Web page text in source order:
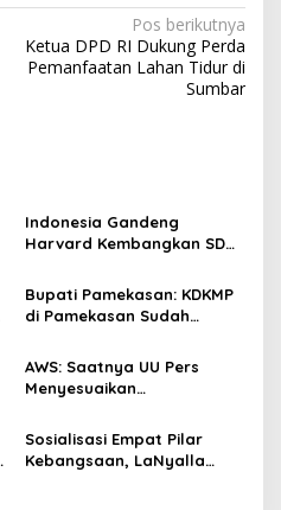
Pos berikutnya
Ketua DPD RI Dukung Perda
Pemanfaatan Lahan Tidur di
Sumbar
Indonesia Gandeng
Harvard Kembangkan SDM
Dunia
Bupati Pamekasan: KDKMP
di Pamekasan Sudah
Selesai Akhir Juli 2026
AWS: Saatnya UU Pers
Menyesuaikan
Digital dan AI
Sosialisasi Empat Pilar
Kebangsaan, LaNyalla